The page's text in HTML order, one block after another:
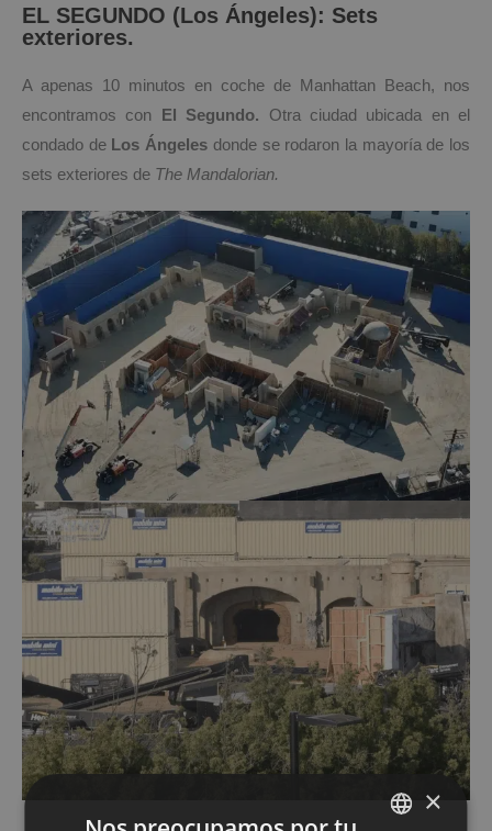
EL SEGUNDO (Los Ángeles): Sets
exteriores.
A apenas 10 minutos en coche de Manhattan Beach, nos
encontramos con El Segundo. Otra ciudad ubicada en el
condado de Los Ángeles donde se rodaron la mayoría de los
sets exteriores de The Mandalorian.
×